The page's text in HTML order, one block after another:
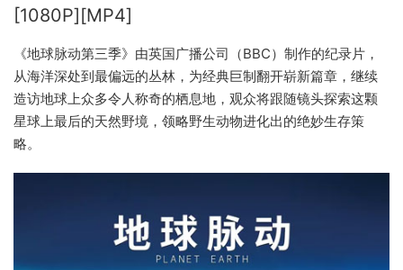
[1080P][MP4]
《地球脉动第三季》由英国广播公司（BBC）制作的纪录片，
从海洋深处到最偏远的丛林，为经典巨制翻开崭新篇章，继续
造访地球上众多令人称奇的栖息地，观众将跟随镜头探索这颗
星球上最后的天然野境，领略野生动物进化出的绝妙生存策
略。